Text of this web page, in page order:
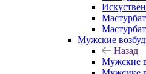
Мужские
Назад
Мужские